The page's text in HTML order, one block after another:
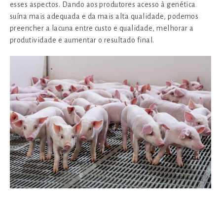
esses aspectos. Dando aos produtores acesso à genética
suína mais adequada e da mais alta qualidade, podemos
preencher a lacuna entre custo e qualidade, melhorar a
produtividade e aumentar o resultado final.